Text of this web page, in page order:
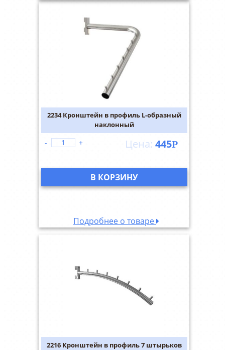
2234 Кронштейн в профиль L-образный
наклонный
445Р
- +
В КОРЗИНУ
Подробнее о товаре
2216 Кронштейн в профиль 7 штырьков